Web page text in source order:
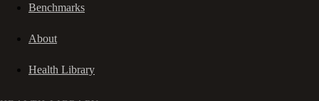
Benchmarks
About
Health Library